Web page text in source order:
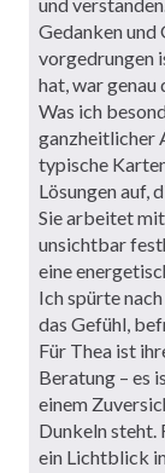
und
Gedanken und
vorgedrungen
hat, war genau
Was ich
ganzheitlicher
typische
Lösungen auf,
Sie arbeitet
unsichtbar
eine
Ich spürte
das Gefühl,
Für Thea ist
Beratung – es
einem
Dunkeln steht.
ein Lichtblick